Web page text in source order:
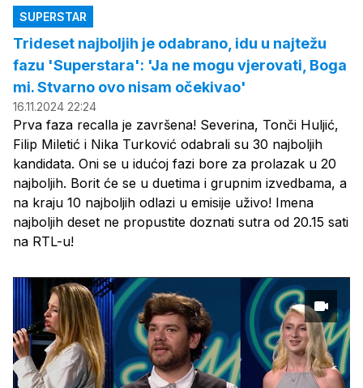
SUPERSTAR
Trideset najboljih je odabrano, idu u najtežu
fazu 'Superstara': 'Ja ne mogu vjerovati, Boga
mi. Stvarno ovo nisam očekivao'
16.11.2024 22:24
Prva faza recalla je završena! Severina, Tonči Huljić,
Filip Miletić i Nika Turković odabrali su 30 najboljih
kandidata. Oni se u idućoj fazi bore za prolazak u 20
najboljih. Borit će se u duetima i grupnim izvedbama, a
na kraju 10 najboljih odlazi u emisije uživo! Imena
najboljih deset ne propustite doznati sutra od 20.15 sati
na RTL-u!